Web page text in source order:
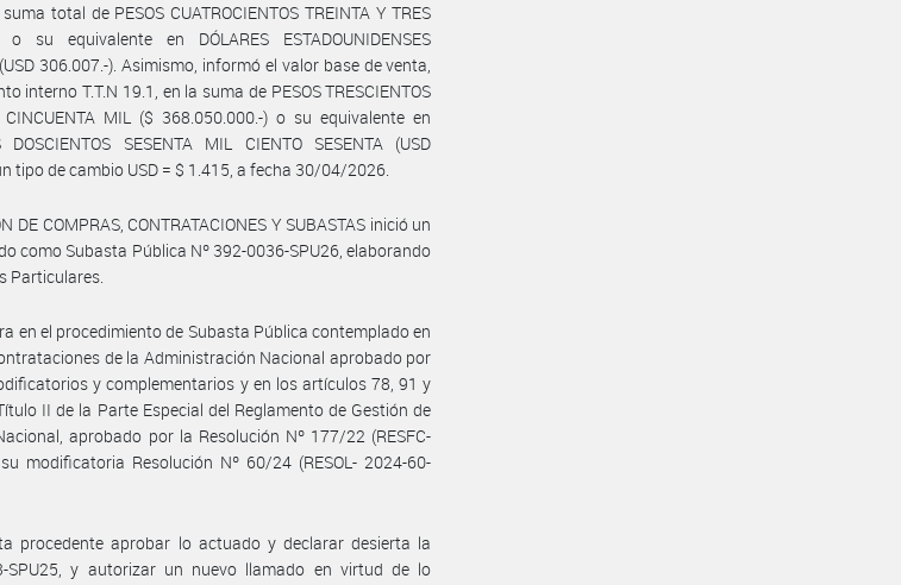
total de PESOS CUATROCIENTOS TREINTA Y TRES
su equivalente en DÓLARES ESTADOUNIDENSES
(USD 306.007.-). Asimismo, informó el valor base de venta,
interno T.T.N 19.1, en la suma de PESOS TRESCIENTOS
CINCUENTA MIL ($ 368.050.000.-) o su equivalente en
DOSCIENTOS SESENTA MIL CIENTO SESENTA (USD
tipo de cambio USD = $ 1.415, a fecha 30/04/2026.
DE COMPRAS, CONTRATACIONES Y SUBASTAS inició un
como Subasta Pública Nº 392-0036-SPU26, elaborando
Particulares.
en el procedimiento de Subasta Pública contemplado en
de la Administración Nacional aprobado por
y complementarios y en los artículos 78, 91 y
II de la Parte Especial del Reglamento de Gestión de
aprobado por la Resolución Nº 177/22 (RESFC-
modificatoria Resolución Nº 60/24 (RESOL- 2024-60-
procedente aprobar lo actuado y declarar desierta la
SPU25, y autorizar un nuevo llamado en virtud de lo